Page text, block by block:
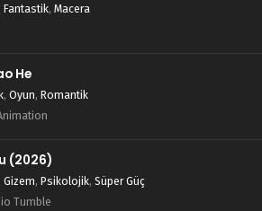
Fantastik, Macera
He
, Oyun, Romantik
(2026)
Gizem, Psikolojik, Süper Güç
Tumble